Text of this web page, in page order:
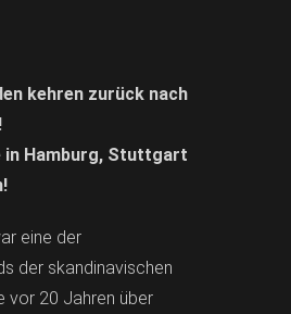
kehren zurück nach
in Hamburg, Stuttgart
eine der
der skandinavischen
vor 20 Jahren über